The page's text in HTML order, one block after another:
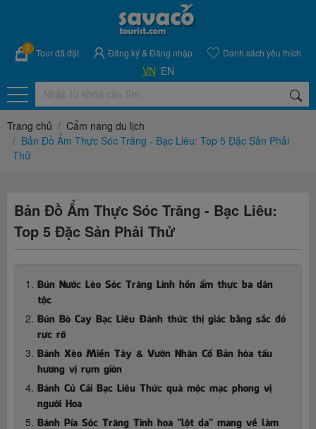
0 Tour đã đặt Đăng ký& Đăng nhập Danh sách yêu thích
VN EN
Trang chủ
Cẩm nang du lịch
Bản Đồ Ẩm Thực Sóc Trăng - Bạc Liêu: Top 5 Đặc Sản Phải
Thử
Bản Đồ Ẩm Thực Sóc Trăng - Bạc Liêu:
Top 5 Đặc Sản Phải Thử
Bún Nước Lèo Sóc Trăng Linh hồn ẩm thực ba dân
tộc
Bún Bò Cay Bạc Liêu Đánh thức thị giác bằng sắc đỏ
rực rỡ
Bánh Xèo Miền Tây & Vườn Nhãn Cổ Bản hòa tấu
hương vị rụm giòn
Bánh Củ Cải Bạc Liêu Thức quà mộc mạc phong vị
người Hoa
Bánh Pía Sóc Trăng Tinh hoa "lột da" mang về làm